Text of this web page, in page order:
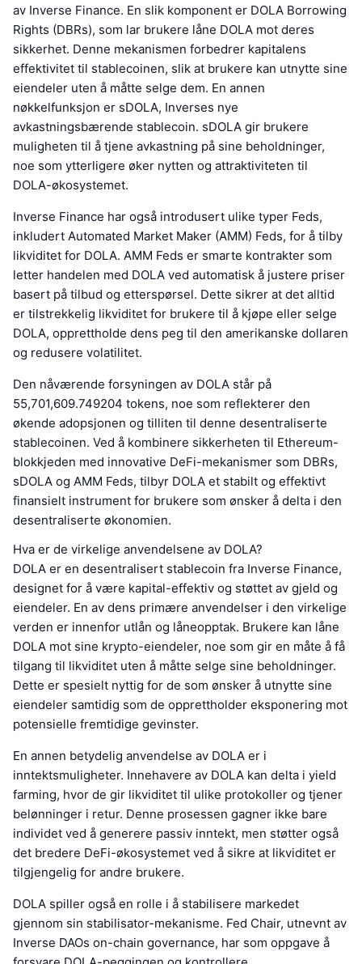
av Inverse Finance. En slik komponent er DOLA Borrowing
Rights (DBRs), som lar brukere låne DOLA mot deres
sikkerhet. Denne mekanismen forbedrer kapitalens
effektivitet til stablecoinen, slik at brukere kan utnytte sine
eiendeler uten å måtte selge dem. En annen
nøkkelfunksjon er sDOLA, Inverses nye
avkastningsbærende stablecoin. sDOLA gir brukere
muligheten til å tjene avkastning på sine beholdninger,
noe som ytterligere øker nytten og attraktiviteten til
DOLA-økosystemet.
Inverse Finance har også introdusert ulike typer Feds,
inkludert Automated Market Maker (AMM) Feds, for å tilby
likviditet for DOLA. AMM Feds er smarte kontrakter som
letter handelen med DOLA ved automatisk å justere priser
basert på tilbud og etterspørsel. Dette sikrer at det alltid
er tilstrekkelig likviditet for brukere til å kjøpe eller selge
DOLA, opprettholde dens peg til den amerikanske dollaren
og redusere volatilitet.
Den nåværende forsyningen av DOLA står på
55,701,609.749204 tokens, noe som reflekterer den
økende adopsjonen og tilliten til denne desentraliserte
stablecoinen. Ved å kombinere sikkerheten til Ethereum-
blokkjeden med innovative DeFi-mekanismer som DBRs,
sDOLA og AMM Feds, tilbyr DOLA et stabilt og effektivt
finansielt instrument for brukere som ønsker å delta i den
desentraliserte økonomien.
Hva er de virkelige anvendelsene av DOLA?
DOLA er en desentralisert stablecoin fra Inverse Finance,
designet for å være kapital-effektiv og støttet av gjeld og
eiendeler. En av dens primære anvendelser i den virkelige
verden er innenfor utlån og låneopptak. Brukere kan låne
DOLA mot sine krypto-eiendeler, noe som gir en måte å få
tilgang til likviditet uten å måtte selge sine beholdninger.
Dette er spesielt nyttig for de som ønsker å utnytte sine
eiendeler samtidig som de opprettholder eksponering mot
potensielle fremtidige gevinster.
En annen betydelig anvendelse av DOLA er i
inntektsmuligheter. Innehavere av DOLA kan delta i yield
farming, hvor de gir likviditet til ulike protokoller og tjener
belønninger i retur. Denne prosessen gagner ikke bare
individet ved å generere passiv inntekt, men støtter også
det bredere DeFi-økosystemet ved å sikre at likviditet er
tilgjengelig for andre brukere.
DOLA spiller også en rolle i å stabilisere markedet
gjennom sin stabilisator-mekanisme. Fed Chair, utnevnt av
Inverse DAOs on-chain governance, har som oppgave å